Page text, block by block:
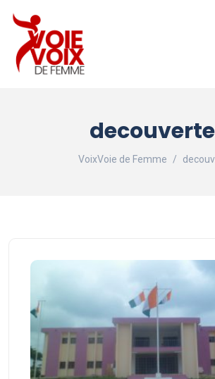
VoixVoie de Femme